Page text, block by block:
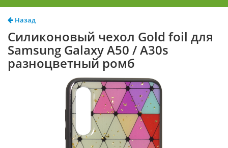
Назад
Силиконовый чехол Gold foil для
Samsung Galaxy A50 / A30s
разноцветный ромб